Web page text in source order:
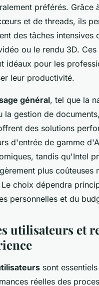
préférés. Grâce
et de threads, ils
des tâches intensives
ou le rendu 3D.
idéaux pour les
leur productivité.
général, tel que la
la gestion de
des solutions
d'entrée de gamme
tandis qu'Intel
plus coûteuses
choix dépendra
personnelles et du
utilisateurs et
sont
réelles des